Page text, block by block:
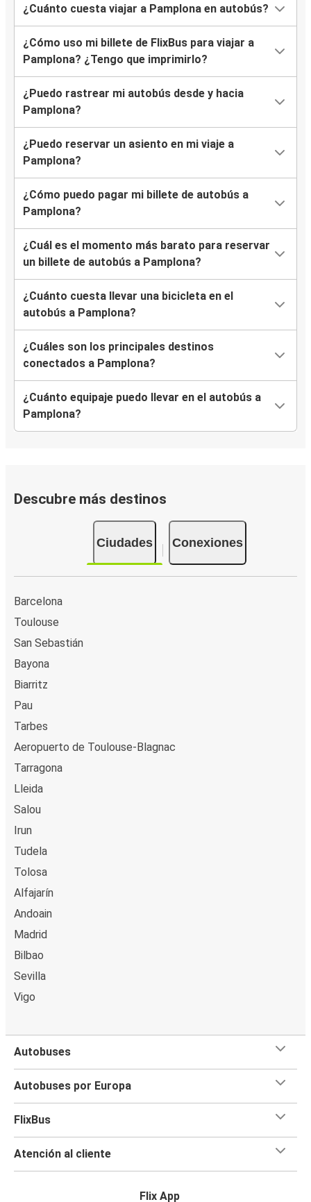
Pamplona
Rennes
Pamplona
Pamplona
Tarbes
Pamplona
Lyon
Pamplona
Alfajarín
Pamplona
Rennes
Pamplona
Montpellier
Pamplona
Milán
Pamplona
Marsella
Pamplona
Bruselas
Perpignan
Pamplona
Perpignan
Rennes
Pamplona
¿Cuánto cuesta viajar a Pamplona en autobús?
¿Cómo uso mi billete de FlixBus para viajar a
Pamplona? ¿Tengo que imprimirlo?
¿Puedo rastrear mi autobús desde y hacia
Pamplona?
¿Puedo reservar un asiento en mi viaje a
Pamplona?
¿Cómo puedo pagar mi billete de autobús a
Pamplona?
¿Cuál es el momento más barato para reservar
un billete de autobús a Pamplona?
¿Cuánto cuesta llevar una bicicleta en el
autobús a Pamplona?
¿Cuáles son los principales destinos
conectados a Pamplona?
¿Cuánto equipaje puedo llevar en el autobús a
Pamplona?
Descubre más destinos
Ciudades Conexiones
Barcelona
Toulouse
San Sebastián
Bayona
Biarritz
Pau
Tarbes
Aeropuerto de Toulouse-Blagnac
Tarragona
Lleida
Salou
Irun
Tudela
Tolosa
Alfajarín
Andoain
Madrid
Bilbao
Sevilla
Vigo
Autobuses
Autobuses por Europa
FlixBus
Atención al cliente
Flix App